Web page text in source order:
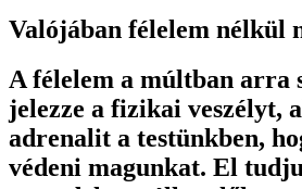
Valójában félelem nélkül
A félelem a múltban arra
jelezze a fizikai veszélyt,
adrenalit a testünkben,
védeni magunkat. El